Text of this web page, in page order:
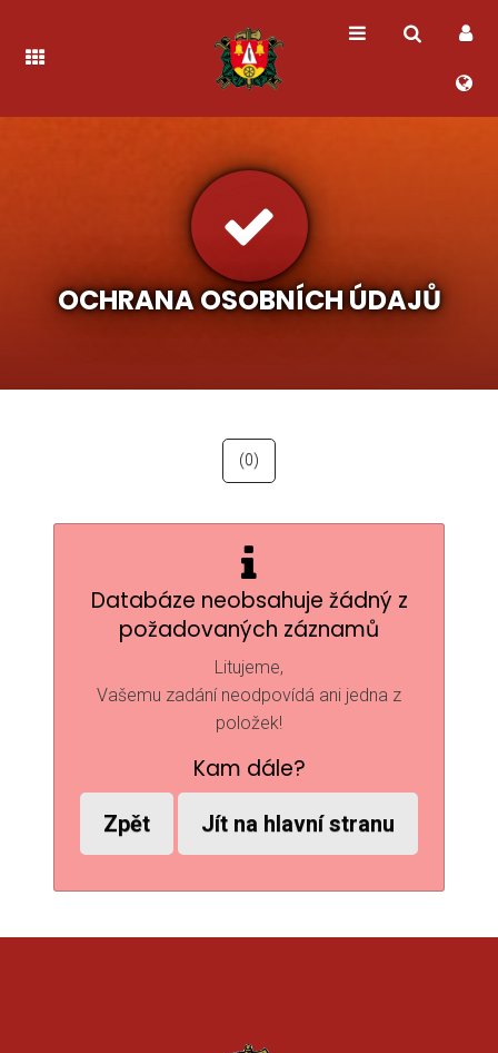
OCHRANA OSOBNÍCH ÚDAJŮ
(0)
Databáze neobsahuje žádný z
požadovaných záznamů
Litujeme,
Vašemu zadání neodpovídá ani jedna z
položek!
Kam dále?
Zpět Jít na hlavní stranu